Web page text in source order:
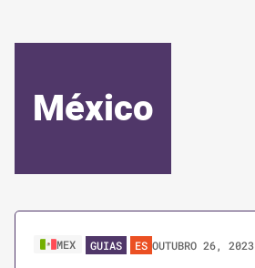
México
MEX GUIAS ES OUTUBRO 26, 2023